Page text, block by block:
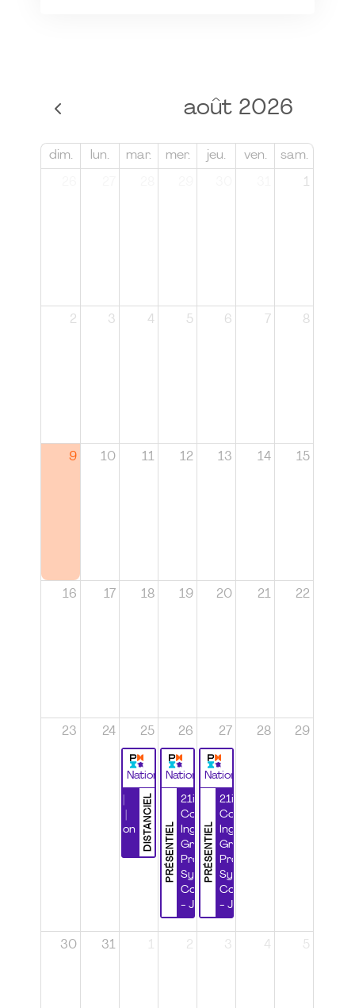
août 2026
dim. lun. mar. mer. jeu. ven. sam.
1
2 3 4 5 6 7 8
9 10 11 12 13 14 15
16 17 18 19 20 21 22
23 24 25
National
DISTANCIEL
Certification
26
National
PRÉSENTIEL
21ième
Congrès
Ingénierie
Grands
Projets et
Systèmes
Complexes
- Jour 1
27
National
PRÉSENTIEL
21ième
Congrès
Ingénierie
Grands
Projets et
Systèmes
Complexes
- Jour 2
28 29
30 31 1 2 3 4 5